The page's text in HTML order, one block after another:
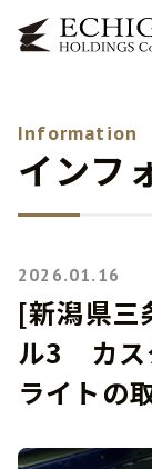
Information
インフ
2026.01.16
[新潟県
ル3 カス
ライトの